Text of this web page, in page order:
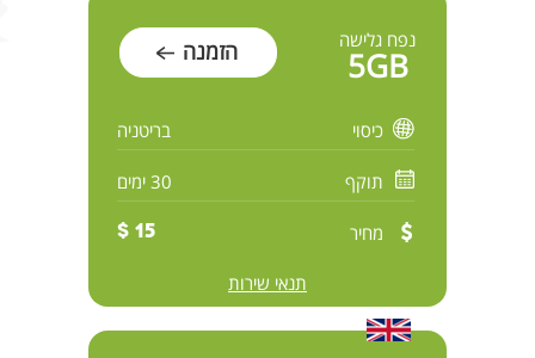
נפח גלישה
5GB הזמנה
כיסוי בריטניה
תוקף 30 ימים
מחיר 15 $
תנאי שירות